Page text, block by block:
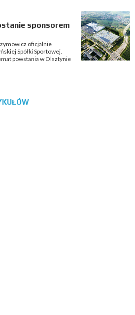
sponsorem
oficjalnie
Spółki Sportowej.
powstania w Olsztynie